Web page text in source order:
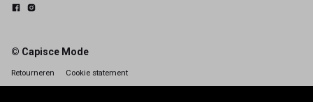
© Capisce Mode
Retourneren Cookie statement